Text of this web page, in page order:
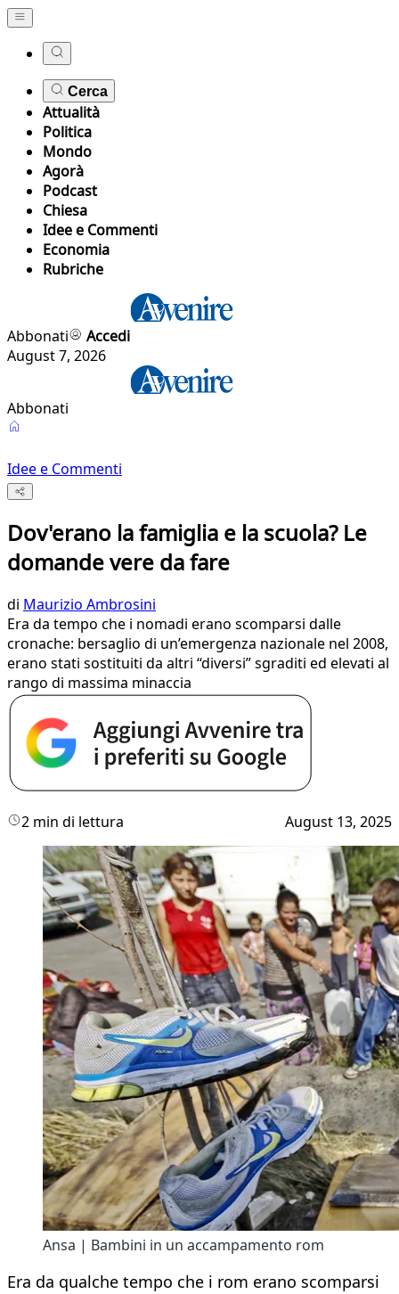
Cerca
Attualità
Politica
Mondo
Agorà
Podcast
Chiesa
Idee e Commenti
Economia
Rubriche
Abbonati
Accedi
August 7, 2026
Abbonati
Idee e Commenti
Dov'erano la famiglia e la scuola? Le
domande vere da fare
di Maurizio Ambrosini
Era da tempo che i nomadi erano scomparsi dalle
cronache: bersaglio di un’emergenza nazionale nel 2008,
erano stati sostituiti da altri “diversi” sgraditi ed elevati al
rango di massima minaccia
2 min di lettura August 13, 2025
Ansa | Bambini in un accampamento rom
Era da qualche tempo che i rom erano scomparsi